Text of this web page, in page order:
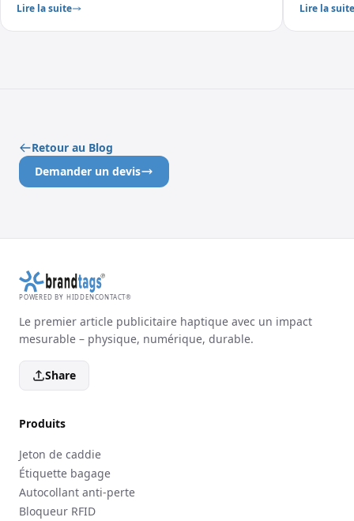
Lire la suite
Lire la
Retour au Blog
Demander un devis
POWERED BY HIDDENCONTACT®
Le premier article publicitaire haptique avec un impact
mesurable – physique, numérique, durable.
Share
Produits
Jeton de caddie
Étiquette bagage
Autocollant anti-perte
Bloqueur RFID